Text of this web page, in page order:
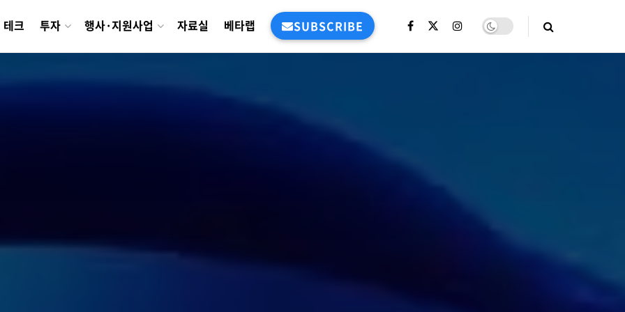
테크 투자 행사·지원사업 자료실 베타랩 SUBSCRIBE